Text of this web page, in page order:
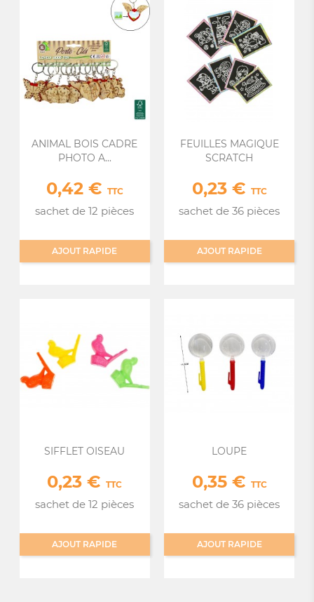
ANIMAL BOIS CADRE
PHOTO A...
Prix
0,42 € TTC
sachet de 12 pièces
AJOUT RAPIDE
FEUILLES MAGIQUE
SCRATCH
Prix
0,23 € TTC
sachet de 36 pièces
AJOUT RAPIDE
SIFFLET OISEAU
Prix
0,23 € TTC
sachet de 12 pièces
AJOUT RAPIDE
LOUPE
Prix
0,35 € TTC
sachet de 36 pièces
AJOUT RAPIDE